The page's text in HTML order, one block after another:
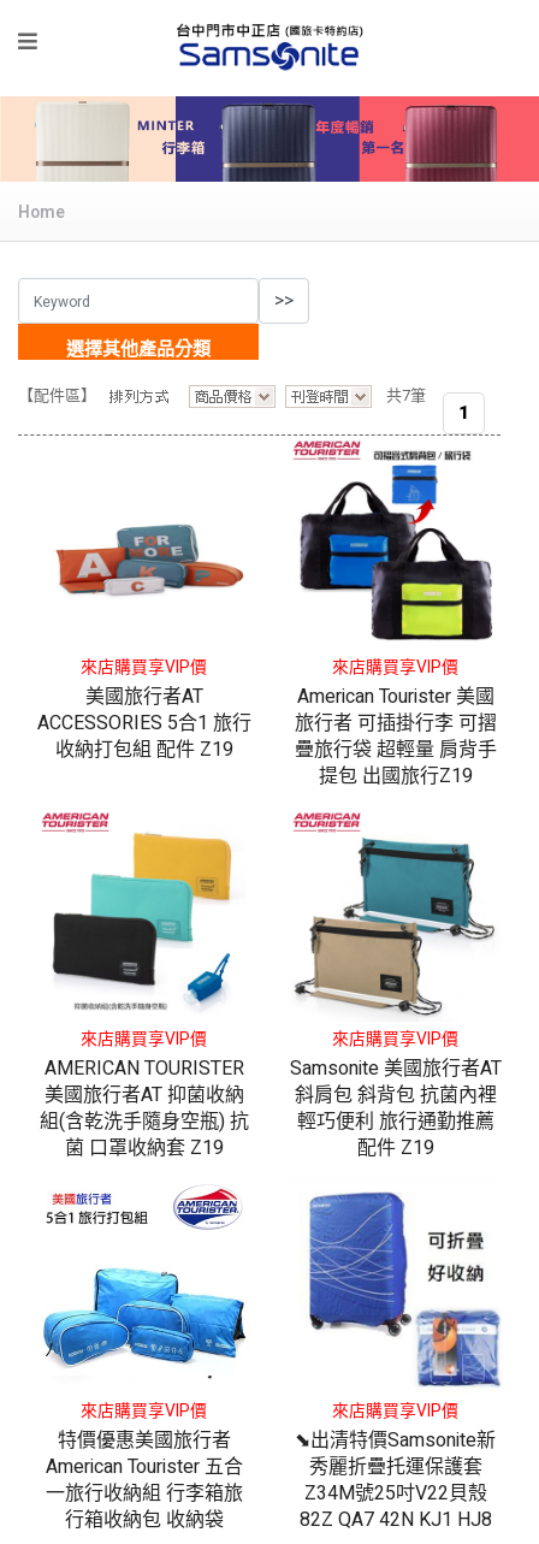
Home
選擇其他產品分類
【配件區】 共7筆
1
來店購買享VIP價
美國旅行者AT
ACCESSORIES 5合1 旅行
收納打包組 配件 Z19
來店購買享VIP價
American Tourister 美國
旅行者 可插掛行李 可摺
疊旅行袋 超輕量 肩背手
提包 出國旅行Z19
來店購買享VIP價
AMERICAN TOURISTER
美國旅行者AT 抑菌收納
組(含乾洗手隨身空瓶) 抗
菌 口罩收納套 Z19
來店購買享VIP價
Samsonite 美國旅行者AT
斜肩包 斜背包 抗菌內裡
輕巧便利 旅行通勤推薦
配件 Z19
來店購買享VIP價
特價優惠美國旅行者
American Tourister 五合
一旅行收納組 行李箱旅
行箱收納包 收納袋
來店購買享VIP價
⬊出清特價Samsonite新
秀麗折疊托運保護套
Z34M號25吋V22貝殼
82Z QA7 42N KJ1 HJ8